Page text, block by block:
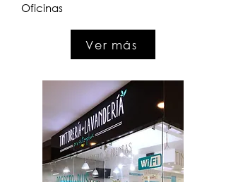
Oficinas
Ver más